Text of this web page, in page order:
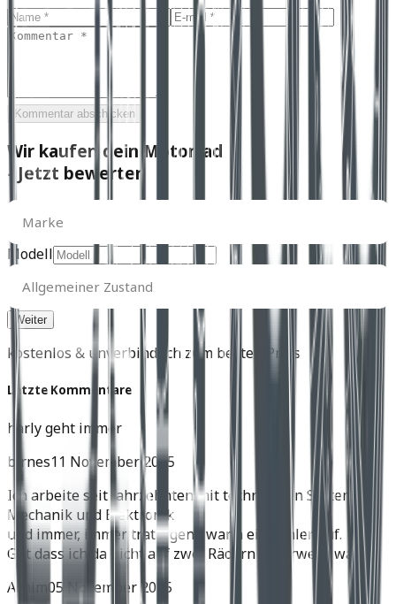
Kommentar abschicken
Wir kaufen dein Motorrad
- Jetzt bewerten
Marke
Marke
Modell
Allgemeiner
Zustand
Allgemeiner Zustand
kostenlos & unverbindlich zum besten Preis
Letzte Kommentare
harly geht immer
birnes11 November 2025
Ich arbeite seit Jahrzehnten mit technischen Systemen,
Mechanik und Elektronik
und immer, immer trat irgend wann ein Fehler auf.
Gut dass ich da nicht auf zwei Rädern unterwegs war.
Achim05 November 2025